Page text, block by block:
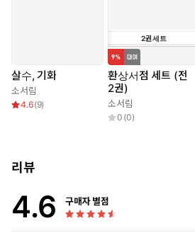
살수, 기화
소서림
4.6(9)
2권세트
환상서점 세트 (전
2권)
소서림
0 (0)
리뷰
4.6 구매자 별점